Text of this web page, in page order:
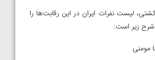
لیست نفرات ایران در این رقابت‌ها را
شرح زیر است: